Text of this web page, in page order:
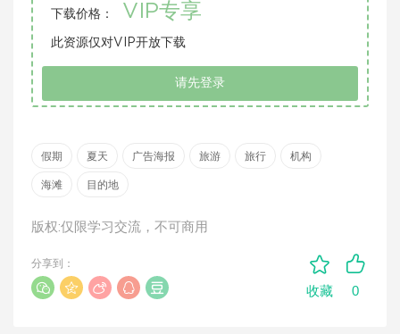
下载价格： VIP专享
此资源仅对VIP开放下载
请先登录
假期 夏天 广告海报 旅游 旅行 机构
海滩 目的地
版权:仅限学习交流，不可商用
收藏 0
分享到：